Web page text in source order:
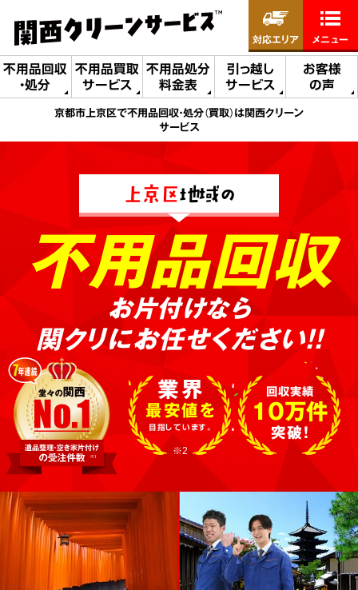
不用品回収
・処分
不用品買取
サービス
不用品処分
料金表
引っ越し
サービス
お客様
の声
対応エリア メニュー
京都市上京区で不用品回収・処分（買取）は関西クリーン
サービス
上京区地域の
不用品回収
お片付けなら
関クリにお任せください!!
業界
最安値を
目指しています。
※2
回収実績
10万件
突破!